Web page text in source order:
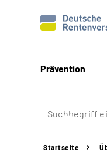
Prävention
Startseite